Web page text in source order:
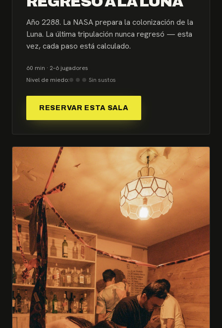
Año 2288. La NASA prepara la colonización de la
Luna. La última tripulación nunca regresó — esta
vez, cada paso está calculado.
60 min · 2–6 jugadores
Nivel de miedo:
Sin sustos
RESERVAR ESTA SALA